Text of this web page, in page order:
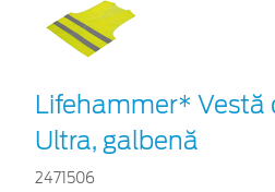
Lifehammer* Vestă
Ultra, galbenă
2471506